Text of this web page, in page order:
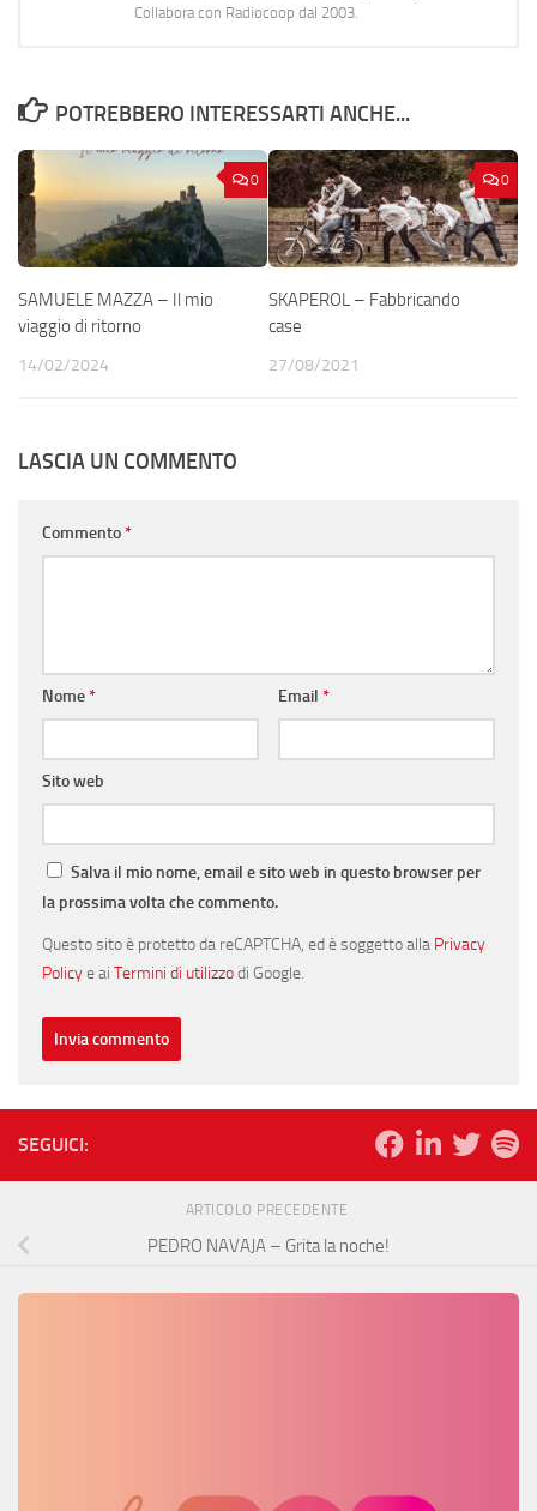
Collabora con Radiocoop dal 2003.
POTREBBERO INTERESSARTI ANCHE...
0
SAMUELE MAZZA – Il mio
viaggio di ritorno
14/02/2024
0
SKAPEROL – Fabbricando
case
27/08/2021
LASCIA UN COMMENTO
Commento*
Nome* Email *
Sito web
Salva il mio nome, email e sito web in questo browser per
la prossima volta che commento.
Questo sito è protetto da reCAPTCHA, ed è soggetto alla Privacy
Policye ai Termini di utilizzodi Google.
SEGUICI:
ARTICOLO PRECEDENTE
PEDRO NAVAJA – Grita la noche!